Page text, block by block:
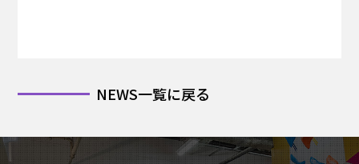
NEWS一覧に戻る